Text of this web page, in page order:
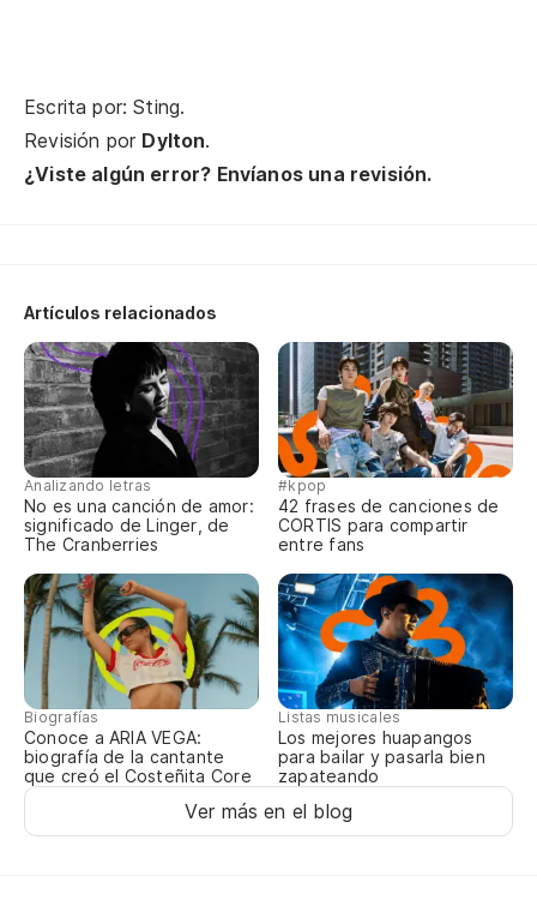
Escrita por: Sting.
Revisión por Dylton.
¿Viste algún error? Envíanos una revisión.
Artículos relacionados
Analizando letras
No es una canción de amor:
significado de Linger, de
The Cranberries
#kpop
42 frases de canciones de
CORTIS para compartir
entre fans
Biografías
Conoce a ARIA VEGA:
biografía de la cantante
que creó el Costeñita Core
Listas musicales
Los mejores huapangos
para bailar y pasarla bien
zapateando
Ver más en el blog